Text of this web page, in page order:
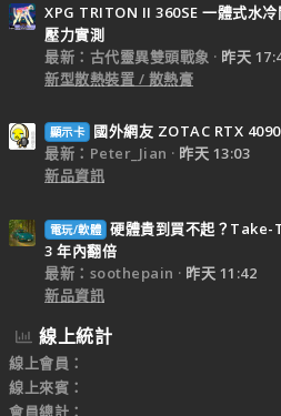
XPG TRITON II 360SE 一體式水
壓力實測
最新：古代靈異雙頭戰象
昨天
新型散熱裝置 / 散熱膏
顯示卡
國外網友 ZOTAC RTX
最新：Peter_Jian
昨天 13:03
新品資訊
電玩/軟體 硬體貴到買不起？Take-
3 年內翻倍
最新：soothepain
昨天 11:42
新品資訊
線上統計
線上會員
線上來賓
會員總計